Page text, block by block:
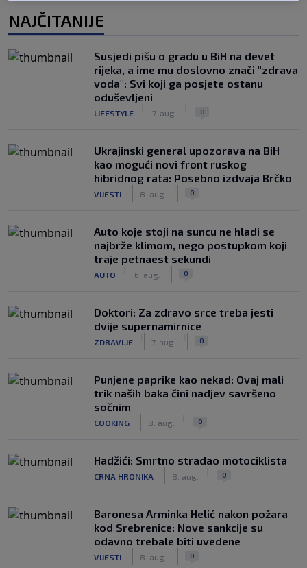
NAJČITANIJE
Susjedi pišu o gradu u BiH na devet
rijeka, a ime mu doslovno znači "zdrava
voda": Svi koji ga posjete ostanu
oduševljeni
LIFESTYLE 7. aug. 0
Ukrajinski general upozorava na BiH
kao mogući novi front ruskog
hibridnog rata: Posebno izdvaja Brčko
VIJESTI 8. aug. 0
Auto koje stoji na suncu ne hladi se
najbrže klimom, nego postupkom koji
traje petnaest sekundi
AUTO 6. aug. 0
Doktori: Za zdravo srce treba jesti
dvije supernamirnice
ZDRAVLJE 7. aug. 0
Punjene paprike kao nekad: Ovaj mali
trik naših baka čini nadjev savršeno
sočnim
COOKING 8. aug. 0
Hadžići: Smrtno stradao motociklista
CRNA HRONIKA 8. aug. 0
Baronesa Arminka Helić nakon požara
kod Srebrenice: Nove sankcije su
odavno trebale biti uvedene
VIJESTI 8. aug. 0